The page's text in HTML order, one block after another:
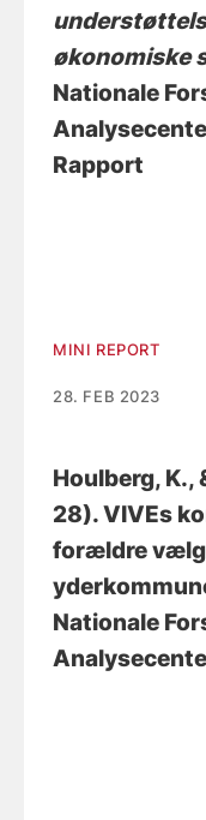
økonomiske
Nationale
Rapport
MINI REPORT
28. FEB 2023
Houlberg, K.,
28).VIVEs
forældre
Nationale